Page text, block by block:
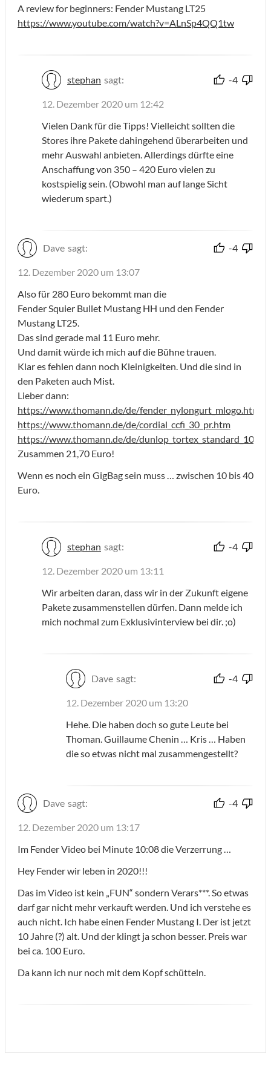
A review for beginners: Fender Mustang LT25
https://www.youtube.com/watch?v=ALnSp4QQ1tw
stephan sagt: -4
12. Dezember 2020 um 12:42
Vielen Dank für die Tipps! Vielleicht sollten die
Stores ihre Pakete dahingehend überarbeiten und
mehr Auswahl anbieten. Allerdings dürfte eine
Anschaffung von 350 – 420 Euro vielen zu
kostspielig sein. (Obwohl man auf lange Sicht
wiederum spart.)
Dave sagt: -4
12. Dezember 2020 um 13:07
Also für 280 Euro bekommt man die
Fender Squier Bullet Mustang HH und den Fender
Mustang LT25.
Das sind gerade mal 11 Euro mehr.
Und damit würde ich mich auf die Bühne trauen.
Klar es fehlen dann noch Kleinigkeiten. Und die sind in
den Paketen auch Mist.
Lieber dann:
https://www.thomann.de/de/fender_nylongurt_mlogo.htm
https://www.thomann.de/de/cordial_ccfi_30_pr.htm
https://www.thomann.de/de/
Zusammen 21,70 Euro!
Wenn es noch ein GigBag sein muss … zwischen 10 bis 40
Euro.
stephan sagt: -4
12. Dezember 2020 um 13:11
Wir arbeiten daran, dass wir in der Zukunft eigene
Pakete zusammenstellen dürfen. Dann melde ich
mich nochmal zum Exklusivinterview bei dir. ;o)
Dave sagt: -4
12. Dezember 2020 um 13:20
Hehe. Die haben doch so gute Leute bei
Thoman. Guillaume Chenin … Kris … Haben
die so etwas nicht mal zusammengestellt?
Dave sagt: -4
12. Dezember 2020 um 13:17
Im Fender Video bei Minute 10:08 die Verzerrung …
Hey Fender wir leben in 2020!!!
Das im Video ist kein „FUN“ sondern Verars***. So etwas
darf gar nicht mehr verkauft werden. Und ich verstehe es
auch nicht. Ich habe einen Fender Mustang I. Der ist jetzt
10 Jahre (?) alt. Und der klingt ja schon besser. Preis war
bei ca. 100 Euro.
Da kann ich nur noch mit dem Kopf schütteln.